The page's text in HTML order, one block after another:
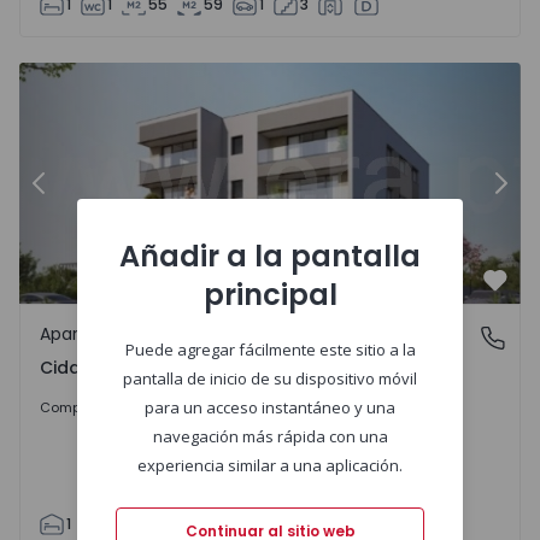
1 1 55 59 1 3
Apartamento T1 Maia, Cidade da Maia - 1571354 - 4
Anterior
Cidade da Maia, Porto
Apartamento
Cidade da Maia, Porto
Comprar 255.000 €
1 80 1 0
Añadir a la pantalla
principal
Puede agregar fácilmente este sitio a la
pantalla de inicio de su dispositivo móvil
para un acceso instantáneo y una
navegación más rápida con una
experiencia similar a una aplicación.
Continuar al sitio web